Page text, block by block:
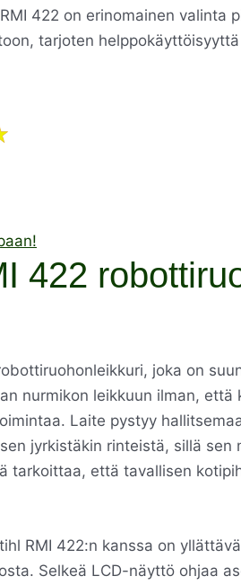
422 on erinomainen valinta
tarjoten
422
joka on
nurmikon leikkuun ilman,
Laite pystyy
jyrkistäkin rinteistä, sillä
tarkoittaa, että tavallisen
RMI 422:n kanssa on
Selkeä LCD-näyttö ohjaa